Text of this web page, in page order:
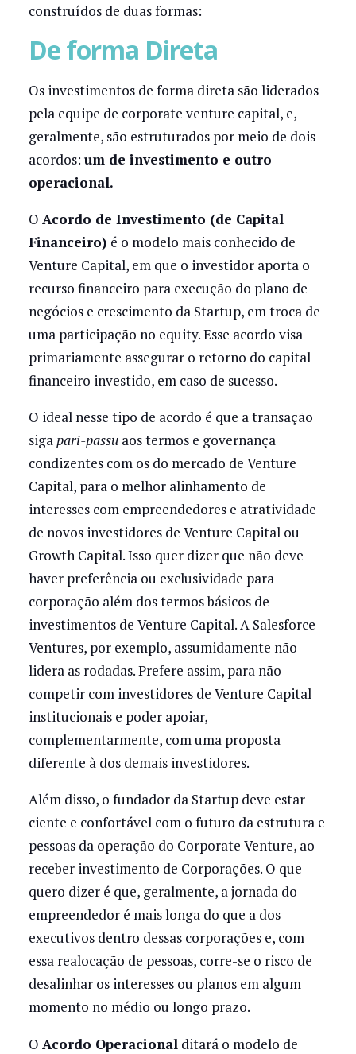
construídos de duas formas:
De forma Direta
Os investimentos de forma direta são liderados
pela equipe de corporate venture capital, e,
geralmente, são estruturados por meio de dois
acordos: um de investimento e outro
operacional.
O Acordo de Investimento (de Capital
Financeiro) é o modelo mais conhecido de
Venture Capital, em que o investidor aporta o
recurso financeiro para execução do plano de
negócios e crescimento da Startup, em troca de
uma participação no equity. Esse acordo visa
primariamente assegurar o retorno do capital
financeiro investido, em caso de sucesso.
O ideal nesse tipo de acordo é que a transação
sigapari-passuaos termos e governança
condizentes com os do mercado de Venture
Capital, para o melhor alinhamento de
interesses com empreendedores e atratividade
de novos investidores de Venture Capital ou
Growth Capital. Isso quer dizer que não deve
haver preferência ou exclusividade para
corporação além dos termos básicos de
investimentos de Venture Capital. A Salesforce
Ventures, por exemplo, assumidamente não
lidera as rodadas. Prefere assim, para não
competir com investidores de Venture Capital
institucionais e poder apoiar,
complementarmente, com uma proposta
diferente à dos demais investidores.
Além disso, o fundador da Startup deve estar
ciente e confortável com o futuro da estrutura e
pessoas da operação do Corporate Venture, ao
receber investimento de Corporações. O que
quero dizer é que, geralmente, a jornada do
empreendedor é mais longa do que a dos
executivos dentro dessas corporações e, com
essa realocação de pessoas, corre-se o risco de
desalinhar os interesses ou planos em algum
momento no médio ou longo prazo.
O Acordo Operacional ditará o modelo de